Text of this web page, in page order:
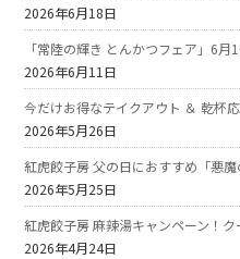
2026年6月18日
「常陸の輝き とんかつフェア」6
2026年6月11日
今だけお得なテイクアウト ＆ 乾杯
2026年5月26日
紅虎餃子房 父の日におすすめ「悪
2026年5月25日
紅虎餃子房 麻辣湯キャンペーン！
2026年4月24日